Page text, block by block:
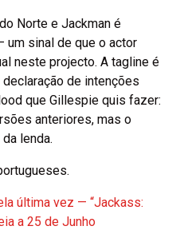
Norte e Jackman é
um sinal de que o actor
neste projecto. A tagline é
declaração de intenções
que Gillespie quis fazer:
anteriores, mas o
lenda.
última vez — “Jackass:
a 25 de Junho